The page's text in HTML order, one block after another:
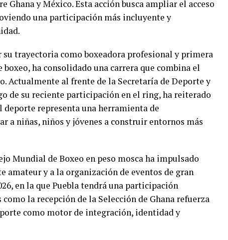
y México. Esta acción busca ampliar el acceso
una participación más incluyente y
su trayectoria como boxeadora profesional y primera
ha consolidado una carrera que combina el
al frente de la Secretaría de Deporte y
de su reciente participación en el ring, ha reiterado
deporte representa una herramienta de
a niñas, niños y jóvenes a construir entornos más
Mundial de Boxeo en peso mosca ha impulsado
y a la organización de eventos de gran
en la que Puebla tendrá una participación
la recepción de la Selección de Ghana refuerza
como motor de integración, identidad y